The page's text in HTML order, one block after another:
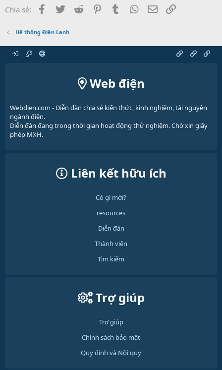
Chia sẻ: Facebook
Twitter Reddit PinterestTumblr WhatsApp
Email
Hệ thống Điện Lạnh
Web điện
Webdien.com - Diễn đàn chia sẻ kiến thức, kinh nghiệm, tài nguyên
ngành điện.
Diễn đàn đang trong thời gian hoạt động thử nghiệm. Chờ xin giấy
phép MXH.
Liên kết hữu ích
Có gì mới?
resources
Diễn đàn
Thành viên
Tìm kiếm
Trợ giúp
Trợ giúp
Chính sách bảo mật
Quy định và Nội quy